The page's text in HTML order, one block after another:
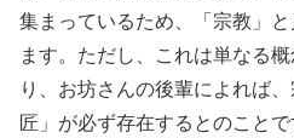
集まっているため、「宗教」
ます。ただし、これは単なる
り、お坊さんの後輩によれば
匠」が必ず存在するとのことで